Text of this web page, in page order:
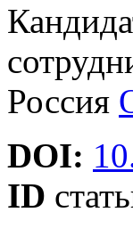
Россия
DOI:
ID